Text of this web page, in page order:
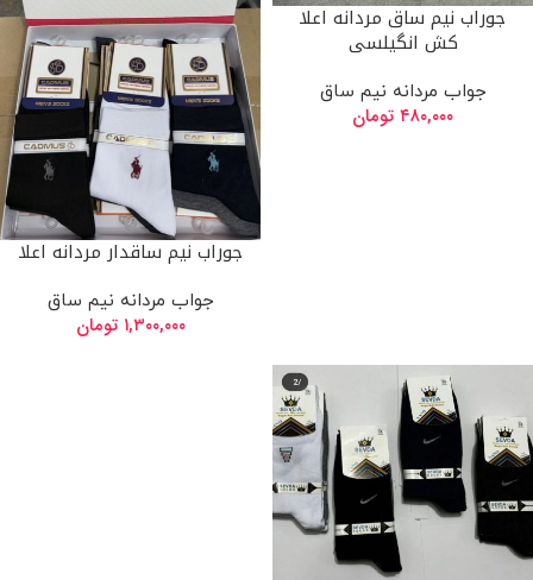
جوراب نیم ساق مردانه اعلا
کش انگیلسی
جواب مردانه نیم ساق
۴۸۰,۰۰۰ تومان
جوراب نیم ساقدار مردانه اعلا
جواب مردانه نیم ساق
۱,۳۰۰,۰۰۰ تومان